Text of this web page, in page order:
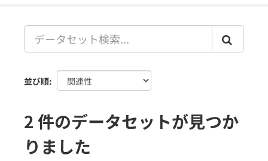
並び順
2 件のデータセットが見つか
りました